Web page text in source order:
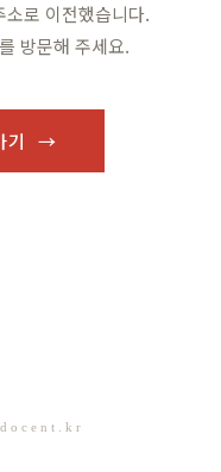
로 이전했습니다.
방문해 주세요.
기 →